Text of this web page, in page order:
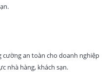
an toàn cho doanh nghiệp
nhà hàng, khách sạn.